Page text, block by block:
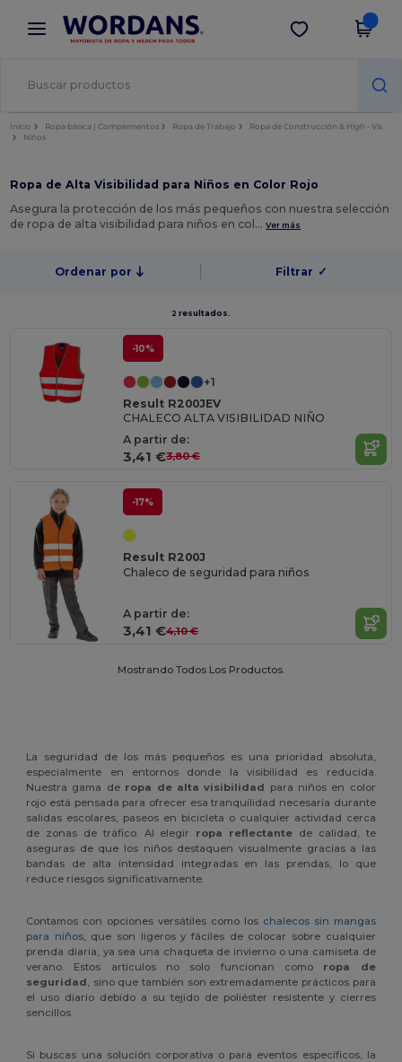
× App de Wordans
¡Mejores precios en app!
Descargar app
Inicio Ropa básica | Complementos Ropa de Trabajo
Ropa de Construcción & High - Vis
Niños
Ropa de Alta Visibilidad para Niños en Color Rojo
Asegura la protección de los más pequeños con nuestra selección
de ropa de alta visibilidad para niños en col…Ver más
Ordenar por Filtrar ✓
2 resultados.
-10%
+1
Result R200JEV
CHALECO ALTA VISIBILIDAD NIÑO
A partir de:
3,41 €3,80 €
-17%
Result R200J
Chaleco de seguridad para niños
A partir de:
3,41 €4,10 €
Mostrando Todos Los Productos.
La seguridad de los más pequeños es una prioridad absoluta,
especialmente en entornos donde la visibilidad es reducida.
Nuestra gama de ropa de alta visibilidad para niños en color
rojo está pensada para ofrecer esa tranquilidad necesaria durante
salidas escolares, paseos en bicicleta o cualquier actividad cerca
de zonas de tráfico. Al elegir ropa reflectante de calidad, te
aseguras de que los niños destaquen visualmente gracias a las
bandas de alta intensidad integradas en las prendas, lo que
reduce riesgos significativamente.
Contamos con opciones versátiles como los chalecos sin mangas
para niños, que son ligeros y fáciles de colocar sobre cualquier
prenda diaria, ya sea una chaqueta de invierno o una camiseta de
verano. Estos artículos no solo funcionan como ropa de
seguridad , sino que también son extremadamente prácticos para
el uso diario debido a su tejido de poliéster resistente y cierres
sencillos.
Si buscas una solución corporativa o para eventos específicos, la